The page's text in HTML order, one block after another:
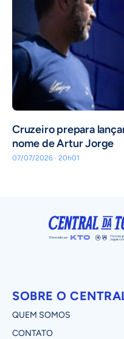
Cruzeiro prepara
nome de Artur Jorge
07/07/2026 · 20h01
SOBRE O
QUEM SOMOS
CONTATO